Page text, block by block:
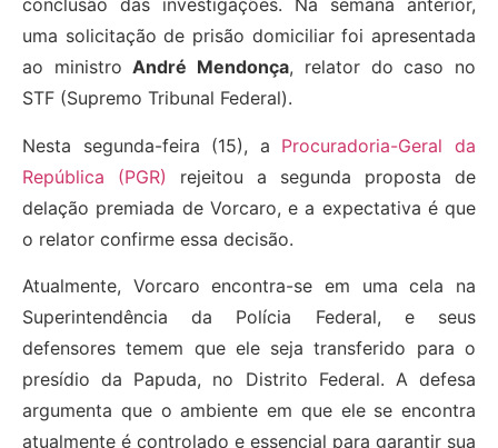
conclusão das investigações. Na semana anterior,
uma solicitação de prisão domiciliar foi apresentada
ao ministroAndré Mendonça, relator do caso no
STF (Supremo Tribunal Federal).
Nesta segunda-feira (15), a Procuradoria-Geral da
República (PGR) rejeitou a segunda proposta de
delação premiada de Vorcaro, e a expectativa é que
o relator confirme essa decisão.
Atualmente, Vorcaro encontra-se em uma cela na
Superintendência da Polícia Federal, e seus
defensores temem que ele seja transferido para o
presídio da Papuda, no Distrito Federal. A defesa
argumenta que o ambiente em que ele se encontra
atualmente é controlado e essencial para garantir sua